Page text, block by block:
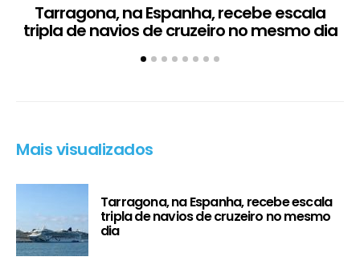
Tarragona, na Espanha, recebe escala
tripla de navios de cruzeiro no mesmo dia
Mais visualizados
Tarragona, na Espanha, recebe escala
tripla de navios de cruzeiro no mesmo
dia